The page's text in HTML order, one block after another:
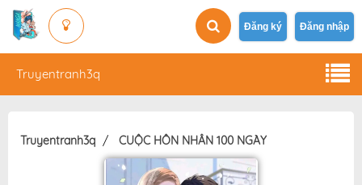
Đăng ký Đăng nhập
Truyentranh3q
Truyentranh3q CUỘC HÔN NHÂN 100 NGÀY